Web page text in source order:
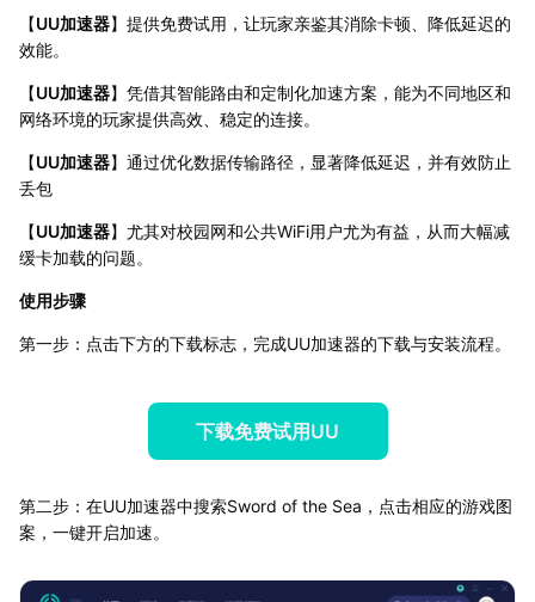
【UU加速器】提供免费试用，让玩家亲鉴其消除卡顿、降低延迟的
效能。
【UU加速器】凭借其智能路由和定制化加速方案，能为不同地区和
网络环境的玩家提供高效、稳定的连接。
【UU加速器】通过优化数据传输路径，显著降低延迟，并有效防止
丢包
【UU加速器】尤其对校园网和公共WiFi用户尤为有益，从而大幅减
缓卡加载的问题。
使用步骤
第一步：点击下方的下载标志，完成UU加速器的下载与安装流程。
下载免费试用UU
第二步：在UU加速器中搜索Sword of the Sea，点击相应的游戏图
案，一键开启加速。